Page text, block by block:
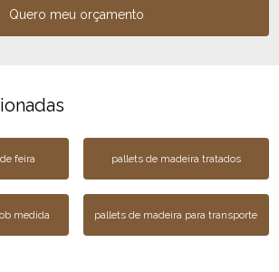
Quero meu orçamento
feira pallets de madeira tratados
medida pallets de madeira para transporte